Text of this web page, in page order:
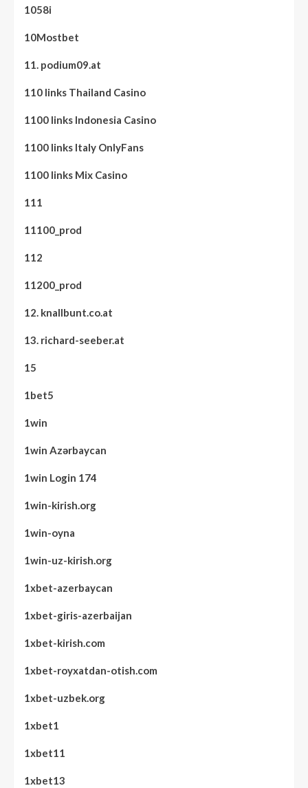
1058i
10Mostbet
11. podium09.at
110 links Thailand Casino
1100 links Indonesia Casino
1100 links Italy OnlyFans
1100 links Mix Casino
111
11100_prod
112
11200_prod
12. knallbunt.co.at
13. richard-seeber.at
15
1bet5
1win
1win Azərbaycan
1win Login 174
1win-kirish.org
1win-oyna
1win-uz-kirish.org
1xbet-azerbaycan
1xbet-giris-azerbaijan
1xbet-kirish.com
1xbet-royxatdan-otish.com
1xbet-uzbek.org
1xbet1
1xbet11
1xbet13